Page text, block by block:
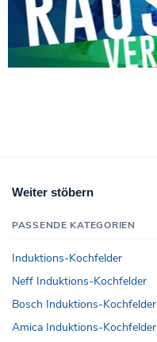
Weiter stöbern
PASSENDE KATEGORIEN
Induktions-Kochfelder
Neff Induktions-Kochfelder
Bosch Induktions-Kochfelder
Amica Induktions-Kochfelder